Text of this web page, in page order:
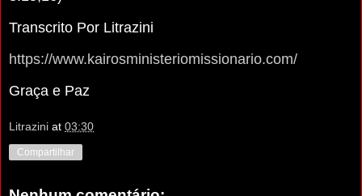
Transcrito Por Litrazini
https://www.kairosministeriomissionario.com/
Graça e Paz
Litrazini at 03:30
Compartilhar